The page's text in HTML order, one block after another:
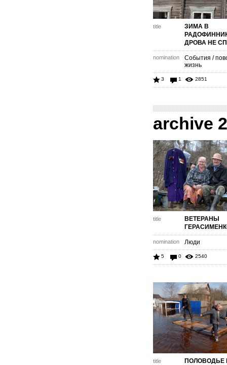
title
ЗИМА В
ДРОВА НЕ
nomination
События /
жизнь
3 1 2851
archive
title
ВЕТЕРАНЫ
nomination Люди
5 0 2540
title
ПОЛОВОДЬЕ